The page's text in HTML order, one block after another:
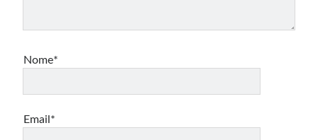
Nome*
Email*